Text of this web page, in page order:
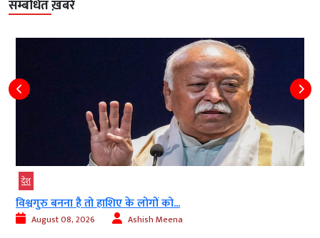
सम्बंधित ख़बरें
देश
विश्वगुरु बनना है तो हाशिए के लोगों को...
August 08, 2026 Ashish Meena